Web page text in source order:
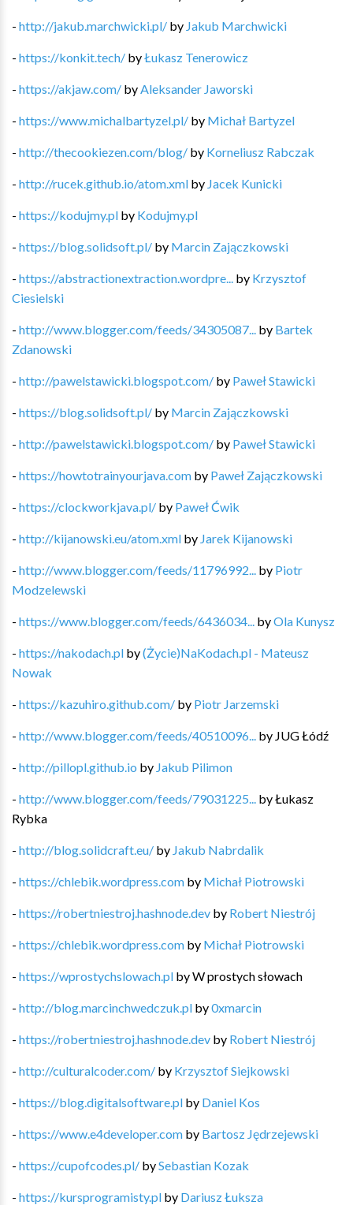
- http://jakub.marchwicki.pl/ by Jakub Marchwicki
- https://konkit.tech/ byŁukasz Tenerowicz
- https://akjaw.com/ by Aleksander Jaworski
- https://www.michalbartyzel.pl/ by Michał Bartyzel
- http://thecookiezen.com/blog/ by Korneliusz Rabczak
- http://rucek.github.io/atom.xml by Jacek Kunicki
- https://kodujmy.pl by Kodujmy.pl
- https://blog.solidsoft.pl/ by Marcin Zajączkowski
- https://abstractionextraction.wordpre... by Krzysztof
Ciesielski
- http://www.blogger.com/feeds/34305087... by Bartek
Zdanowski
- http://pawelstawicki.blogspot.com/ by Paweł Stawicki
- https://blog.solidsoft.pl/ by Marcin Zajączkowski
- http://pawelstawicki.blogspot.com/ by Paweł Stawicki
- https://howtotrainyourjava.com by Paweł Zajączkowski
- https://clockworkjava.pl/ by Paweł Ćwik
- http://kijanowski.eu/atom.xml by Jarek Kijanowski
- http://www.blogger.com/feeds/11796992... by Piotr
Modzelewski
- https://www.blogger.com/feeds/6436034... byOla Kunysz
- https://nakodach.pl by(Życie)NaKodach.pl - Mateusz
Nowak
- https://kazuhiro.github.com/ by Piotr Jarzemski
- http://www.blogger.com/feeds/40510096... by JUG Łódź
- http://pillopl.github.io by Jakub Pilimon
- http://www.blogger.com/feeds/79031225... byŁukasz
Rybka
- http://blog.solidcraft.eu/ by Jakub Nabrdalik
- https://chlebik.wordpress.com by Michał Piotrowski
- https://robertniestroj.hashnode.dev by Robert Niestrój
- https://chlebik.wordpress.com by Michał Piotrowski
- https://wprostychslowach.pl byW prostych słowach
- http://blog.marcinchwedczuk.pl by0xmarcin
- https://robertniestroj.hashnode.dev by Robert Niestrój
- http://culturalcoder.com/ by Krzysztof Siejkowski
- https://blog.digitalsoftware.pl by Daniel Kos
- https://www.e4developer.com by Bartosz Jędrzejewski
- https://cupofcodes.pl/ bySebastian Kozak
- https://kursprogramisty.pl by Dariusz Łuksza